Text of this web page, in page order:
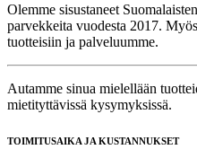
Olemme sisustaneet
parvekkeita vuodesta 2017.
tuotteisiin ja palveluumme.
Autamme sinua mielellään
mietityttävissä kysymyksissä.
TOIMITUSAIKA JA KUSTANNUKSET